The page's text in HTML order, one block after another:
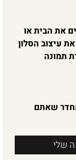
את הבית או
עיצוב הסלון
תמונה
שאתם
שלי